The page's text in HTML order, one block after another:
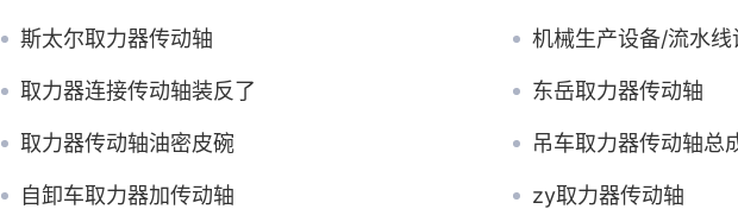
斯太尔取力器传动轴 机械生产设备/流水
取力器连接传动轴装反了 东岳取力器传动轴
取力器传动轴油密皮碗 吊车取力器传动轴总
自卸车取力器加传动轴 zy取力器传动轴